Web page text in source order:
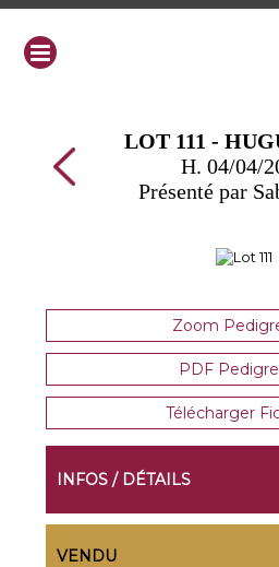
LOT 111 -
H. 04/04/
Présenté par
Zoom
PDF
Télécharger
INFOS / DÉTAILS
VENDU